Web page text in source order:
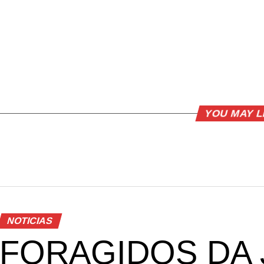
YOU MAY
NOTICIAS
FORAGIDOS DA